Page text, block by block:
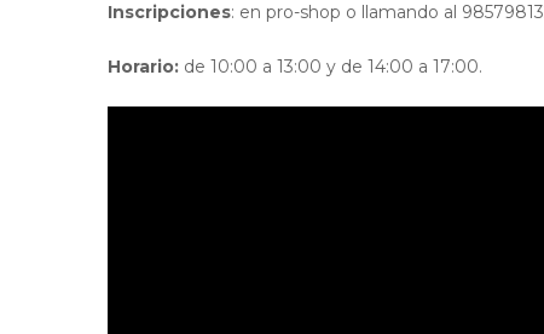
Inscripciones: en pro-shop o llamando al
Horario: de 10:00 a 13:00 y de 14:00 a 17:00.